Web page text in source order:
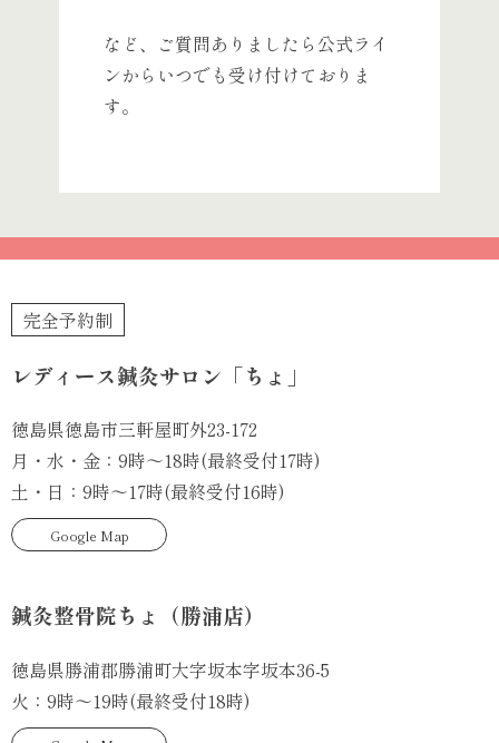
など、ご質問ありましたら 公式ライ
ンからいつでも受け付けておりま
す。
完全予約制
レディース鍼灸サロン「ちょ」
徳島県徳島市三軒屋町外23-172
月・水・金：9時～18時(最終受付17時)
土・日：9時～17時(最終受付16時)
Google Map
鍼灸整骨院ちょ（勝浦店）
徳島県勝浦郡勝浦町大字坂本字坂本36-5
火：9時～19時(最終受付18時)